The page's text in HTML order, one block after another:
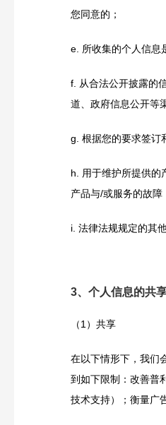
您同意的；
e. 所收集的个人信息
f.
从合法公开披露的
道、政府信息公开等
g. 根据您的要求签订
h.
用于维护所提供的
产品与/或服务的故障
i. 法律法规规定的其他
3、个人信息的共
（1）共享
在以下情形下，我们
到如下限制：改善普
技术支持）；衡量广